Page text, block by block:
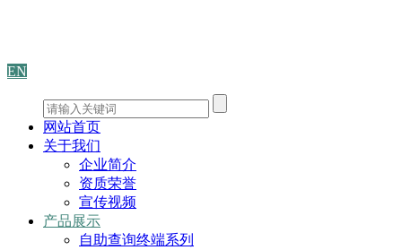
EN
网站首页
关于我们
企业简介
资质荣誉
宣传视频
产品展示
自助查询终端系列